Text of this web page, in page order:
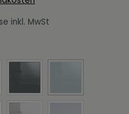
inkl. MwSt